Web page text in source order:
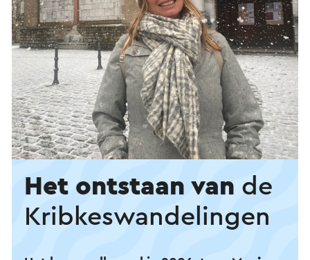
Het ontstaan van de
Kribkes­wandelingen